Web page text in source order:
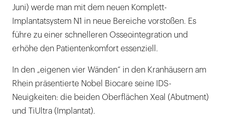
Juni) werde man mit dem neuen Komplett-
Implantatsystem N1 in neue Bereiche vorstoßen. Es
führe zu einer schnelleren Osseointegration und
erhöhe den Patientenkomfort essenziell.
In den „eigenen vier Wänden“ in den Kranhäusern am
Rhein präsentierte Nobel Biocare seine IDS-
Neuigkeiten: die beiden Oberflächen Xeal (Abutment)
und TiUltra (Implantat).